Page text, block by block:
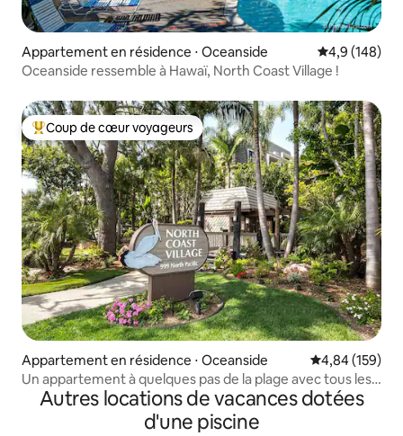
Appartement en résidence ⋅ Oceanside Évaluation
4,9 (148)
Oceanside ressemble à Hawaï, North Coast Village !
Coups de cœur voyageurs les plus appréciés
Coup de cœur voyageurs
Appartement en résidence ⋅ Oceanside Évaluation
4,84 (159)
Un appartement à quelques pas de la plage avec tous les
équipements.
Autres locations de vacances dotées
d'une piscine